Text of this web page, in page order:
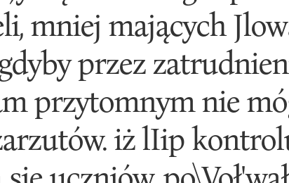
mniej mających
przez
przytomnym nie
iż lIip